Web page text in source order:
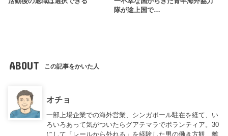
隊が途上国で…
ABOUT この記事をかいた人
オチョ
一部上場企業での海外営業、シンガポール駐在を経て、い
ろいろあって気がついたらグアテマラでボランティア。30
にして「レールから外れる」を経験した男の働き方観、離